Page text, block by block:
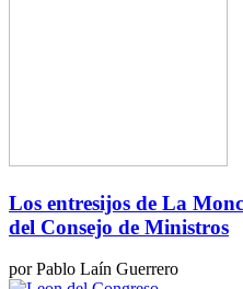
Los entresijos de La
del Consejo de Ministros
por Pablo Laín Guerrero